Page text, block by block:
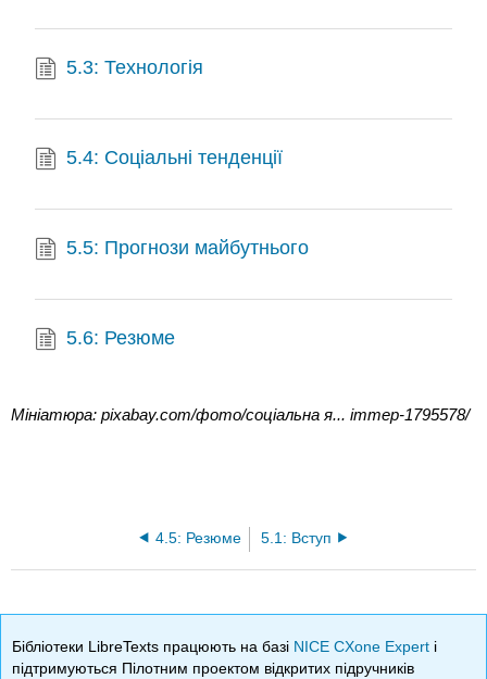
5.3: Технологія
5.4: Соціальні тенденції
5.5: Прогнози майбутнього
5.6: Резюме
Мініатюра: pixabay.com/фото/соціальна я... іттер-1795578/
4.5: Резюме 5.1: Вступ
Бібліотеки LibreTexts працюють на базі NICE CXone Expert і
підтримуються Пілотним проектом відкритих підручників